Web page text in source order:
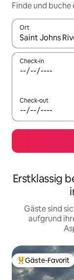
Finde und
Ort
Wenn
Check-in
Check-out
Erstklassig
Gäste sind
aufgrund
Beliebter Gäste-
Gäste-Favorit